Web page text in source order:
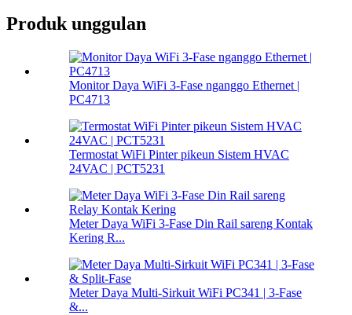
Produk unggulan
Monitor Daya WiFi 3-Fase nganggo Ethernet |
PC4713
Termostat WiFi Pinter pikeun Sistem HVAC
24VAC | PCT5231
Meter Daya WiFi 3-Fase Din Rail sareng Kontak
Kering R...
Meter Daya Multi-Sirkuit WiFi PC341 | 3-Fase
&...